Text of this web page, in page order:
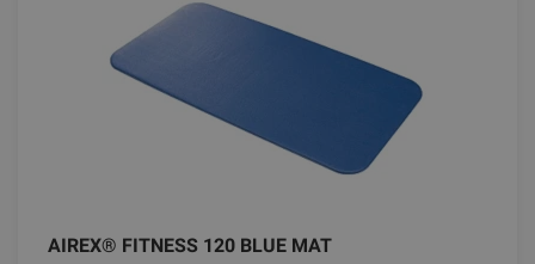
AIREX® FITNESS 120 BLUE MAT